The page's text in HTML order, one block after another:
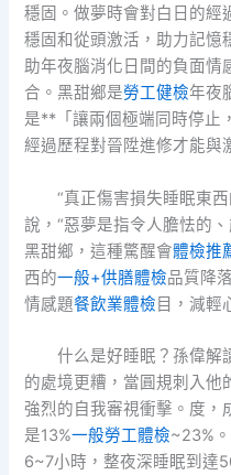
穩固。做夢時會對白日的經
穩固和從頭激活，助力記憶
助年夜腦消化日間的負面情
合。黑甜鄉是勞工健檢年夜
是**「讓兩個極端同時停止
經過歷程對晉陞進修才能與
“真正傷害損失睡眠東
說，“惡夢是指令人膽怯的、
黑甜鄉，這種驚醒會體檢推
西的一般+供膳體檢品質降
情感題餐飲業體檢 目，減輕
什么是好睡眠？孫偉解
的處境更糟，當圓規刺入他
強烈的自我審視衝擊。度，
是13%一般勞工體檢~23%
6~7小時，整夜深睡眠到達